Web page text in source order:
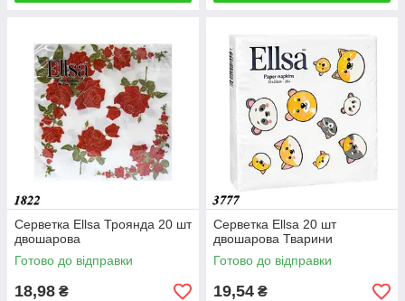
Серветка Ellsa Троянда 20 шт
двошарова
Готово до відправки
18,98 ₴
Серветка Ellsa 20 шт
двошарова Тварини
Готово до відправки
19,54 ₴